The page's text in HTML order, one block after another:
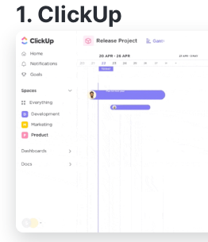
1. ClickUp